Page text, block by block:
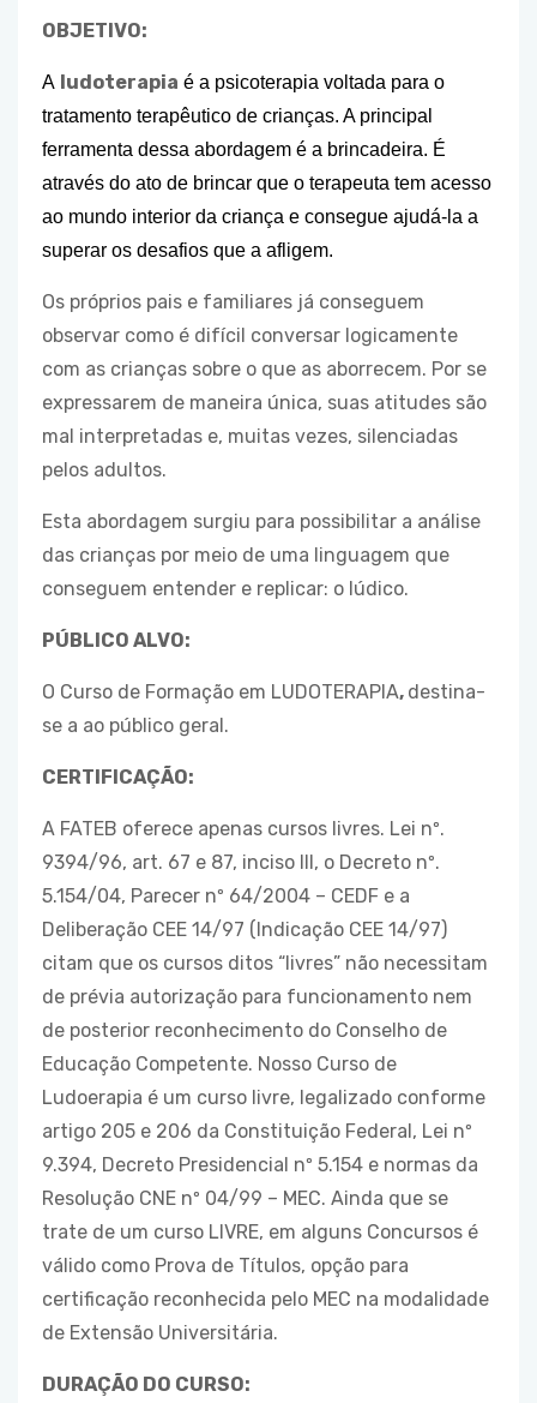
OBJETIVO:
A ludoterapia é a psicoterapia voltada para o
tratamento terapêutico de crianças. A principal
ferramenta dessa abordagem é a brincadeira. É
através do ato de brincar que o terapeuta tem acesso
ao mundo interior da criança e consegue ajudá-la a
superar os desafios que a afligem.
Os próprios pais e familiares já conseguem
observar como é difícil conversar logicamente
com as crianças sobre o que as aborrecem. Por se
expressarem de maneira única, suas atitudes são
mal interpretadas e, muitas vezes, silenciadas
pelos adultos.
Esta abordagem surgiu para possibilitar a análise
das crianças por meio de uma linguagem que
conseguem entender e replicar: o lúdico.
PÚBLICO ALVO:
O Curso de Formação em LUDOTERAPIA, destina-
se a ao público geral.
CERTIFICAÇÃO:
A FATEB oferece apenas cursos livres. Lei nº.
9394/96, art. 67 e 87, inciso III, o Decreto nº.
5.154/04, Parecer nº 64/2004 – CEDF e a
Deliberação CEE 14/97 (Indicação CEE 14/97)
citam que os cursos ditos “livres” não necessitam
de prévia autorização para funcionamento nem
de posterior reconhecimento do Conselho de
Educação Competente. Nosso Curso de
Ludoerapia é um curso livre, legalizado conforme
artigo 205 e 206 da Constituição Federal, Lei nº
9.394, Decreto Presidencial nº 5.154 e normas da
Resolução CNE nº 04/99 – MEC. Ainda que se
trate de um curso LIVRE, em alguns Concursos é
válido como Prova de Títulos, opção para
certificação reconhecida pelo MEC na modalidade
de Extensão Universitária.
DURAÇÃO DO CURSO: